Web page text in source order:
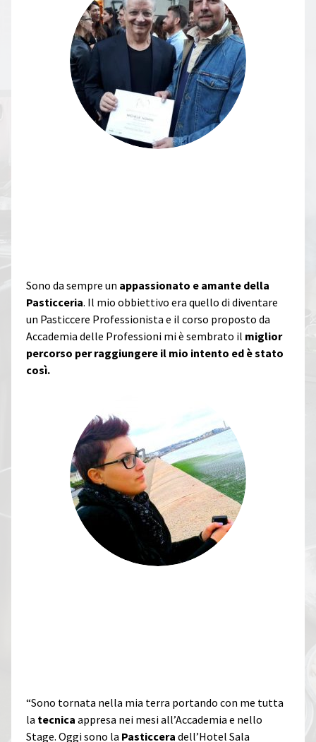
Sono da sempre un appassionato e amante della
Pasticceria. Il mio obbiettivo era quello di diventare
un Pasticcere Professionista e il corso proposto da
Accademia delle Professioni mi è sembrato il miglior
percorso per raggiungere il mio intento ed è stato
così.
“Sono tornata nella mia terra portando con me tutta
la tecnica appresa nei mesi all’Accademia e nello
Stage. Oggi sono la Pasticcera dell’Hotel Sala